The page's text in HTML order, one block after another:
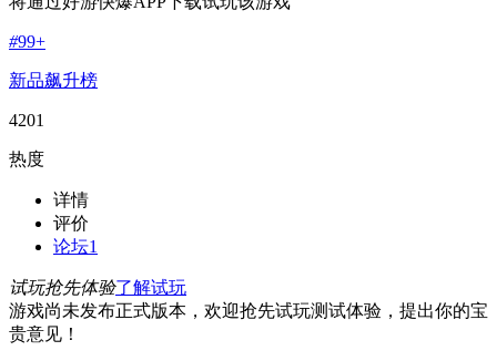
#99+
新品飙升榜
4201
热度
详情
评价
论坛1
试玩抢先体验了解试玩
游戏尚未发布正式版本，欢迎抢先试玩测试体验，提出你的宝
贵意见！